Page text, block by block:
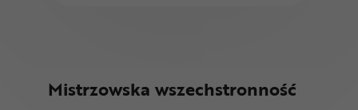
Mistrzowska wszechstronność